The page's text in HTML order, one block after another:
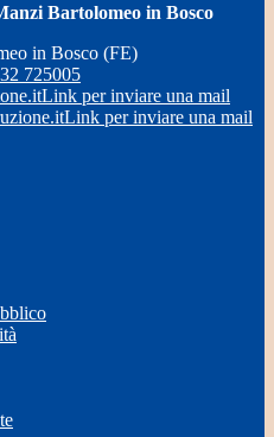
Bartolomeo in Bosco
in Bosco (FE)
725005
Link per inviare una mail
Link per inviare una mail